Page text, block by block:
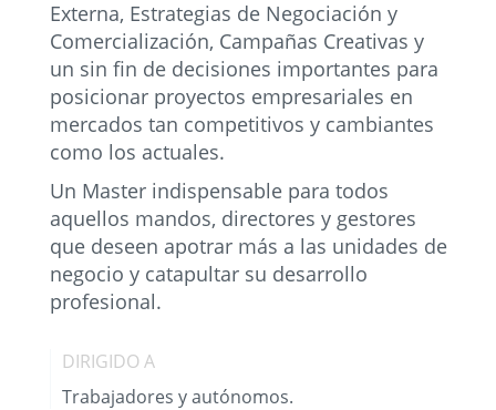
Externa, Estrategias de Negociación y
Comercialización, Campañas Creativas y
un sin fin de decisiones importantes para
posicionar proyectos empresariales en
mercados tan competitivos y cambiantes
como los actuales.
Un Master indispensable para todos
aquellos mandos, directores y gestores
que deseen apotrar más a las unidades de
negocio y catapultar su desarrollo
profesional.
DIRIGIDO A
Trabajadores y autónomos.